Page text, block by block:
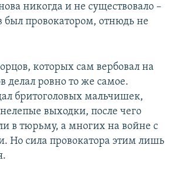
никогда и не существовало –
провокатором, отнюдь не
которых сам вербовал на
делал ровно то же самое.
бритоголовых мальчишек,
выходки, после чего
в тюрьму, а многих на войне с
Но сила провокатора этим лишь